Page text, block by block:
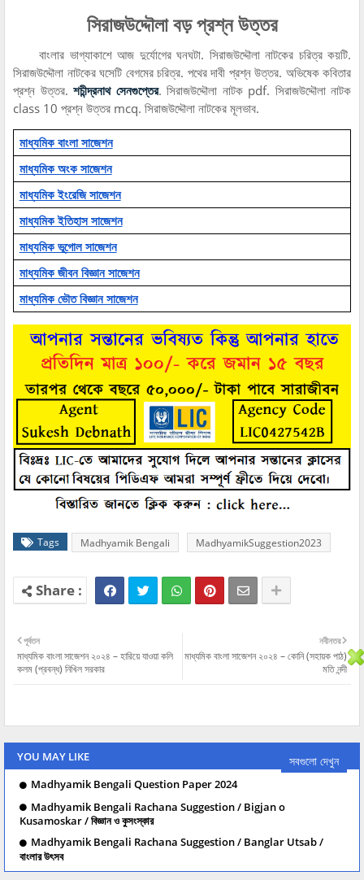
সিরাজউদ্দৌলা বড় প্রশ্ন উত্তর
বাংলার ভাগ্যাকাশে আজ দুর্যোগের ঘনঘটা. সিরাজউদ্দৌলা নাটকের চরিত্র কয়টি.
সিরাজউদ্দৌলা নাটকের ঘসেটি বেগমের চরিত্র. পথের দাবী প্রশ্ন উত্তর. অভিষেক কবিতার
প্রশ্ন উত্তর. শচীন্দ্রনাথ সেনগুপ্তের. সিরাজউদ্দৌলা নাটক pdf. সিরাজউদ্দৌলা নাটক
class 10 প্রশ্ন উত্তর mcq. সিরাজউদ্দৌলা নাটকের মূলভাব.
মাধ্যমিক বাংলা সাজেশন
মাধ্যমিক অংক সাজেশন
মাধ্যমিক ইংরেজি সাজেশন
মাধ্যমিক ইতিহাস সাজেশন
মাধ্যমিক ভূগোল সাজেশন
মাধ্যমিক জীবন বিজ্ঞান সাজেশন
মাধ্যমিক ভৌত বিজ্ঞান সাজেশন
Tags Madhyamik Bengali MadhyamikSuggestion2023
নবীনতর
মাধ্যমিক বাংলা সাজেশন ২০২৪ – কোনি (সহায়ক পাঠ)
মতি নন্দী
পূর্বতন
মাধ্যমিক বাংলা সাজেশন ২০২৪ – হারিয়ে যাওয়া কলি
কলম (প্রবন্ধ) নিখিল সরকার
YOU MAY LIKE সবগুলো দেখুন
Madhyamik Bengali Question Paper 2024
Madhyamik Bengali Rachana Suggestion / Bigjan o
Kusamoskar / বিজ্ঞান ও কুসংস্কার
Madhyamik Bengali Rachana Suggestion / Banglar Utsab /
বাংলার উৎসব